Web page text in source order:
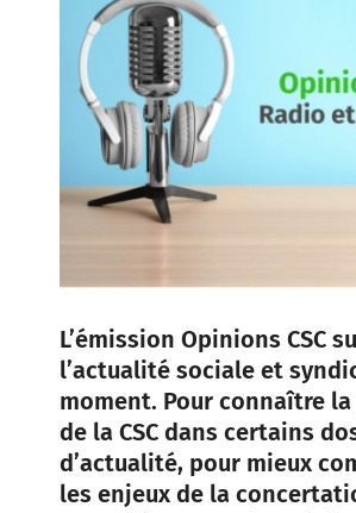
L’émission Opinions CSC
l’actualité sociale et
moment. Pour connaître
de la CSC dans certains
d’actualité, pour mieux
les enjeux de la